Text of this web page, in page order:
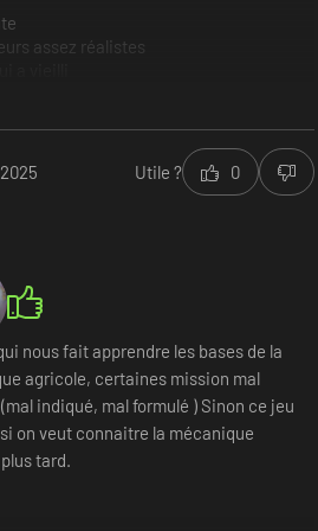
assez réalistes
Utile ? 0
nous fait apprendre les bases de la
agricole, certaines mission mal
indiqué, mal formulé ) Sinon ce jeu
on veut connaitre la mécanique
tard.